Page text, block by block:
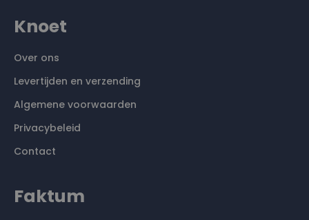
Knoet
Over ons
Levertijden en verzending
Algemene voorwaarden
Privacybeleid
Contact
Faktum